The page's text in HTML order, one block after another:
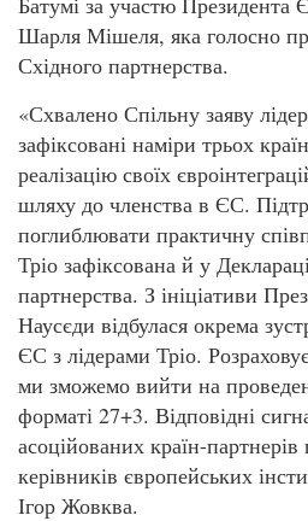
Шарля Мішеля, яка голосно
Східного партнерства.
«Схвалено Спільну заяву
зафіксовані наміри трьох
реалізацію своїх
шляху до членства в ЄС.
поглиблювати практичну
Тріо зафіксована й у
партнерства. З ініціативи
Наусєди відбулася окрема
ЄС з лідерами Тріо.
ми зможемо вийти на
форматі 27+3. Відповідні
асоційованих країн-
керівників європейських
Ігор Жовква.